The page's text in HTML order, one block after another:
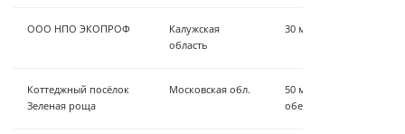
ООО НПО ЭКОПРОФ
Калужская
область
30 м³/час - аэрация,
Коттеджный посёлок
Зеленая роща
Московская обл.
50 м³/ч- Установка
обезжелезивания